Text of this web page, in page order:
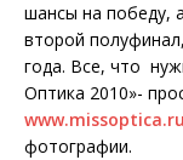
шансы на победу,
второй
года. Все, что
Оптика 2010»-
www.missoptica.ru
фотографии.